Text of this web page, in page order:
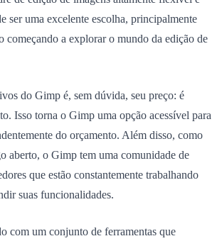
ser uma excelente escolha, principalmente
começando a explorar o mundo da edição de
do Gimp é, sem dúvida, seu preço: é
Isso torna o Gimp uma opção acessível para
do orçamento. Além disso, como
aberto, o Gimp tem uma comunidade de
que estão constantemente trabalhando
suas funcionalidades.
com um conjunto de ferramentas que